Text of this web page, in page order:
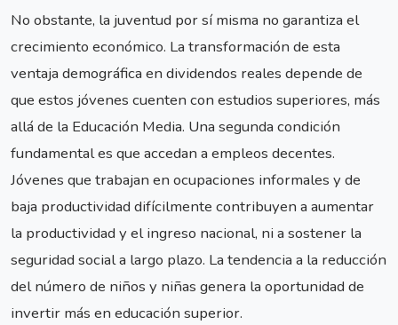
No obstante, la juventud por sí misma no garantiza el
crecimiento económico. La transformación de esta
ventaja demográfica en dividendos reales depende de
que estos jóvenes cuenten con estudios superiores, más
allá de la Educación Media. Una segunda condición
fundamental es que accedan a empleos decentes.
Jóvenes que trabajan en ocupaciones informales y de
baja productividad difícilmente contribuyen a aumentar
la productividad y el ingreso nacional, ni a sostener la
seguridad social a largo plazo. La tendencia a la reducción
del número de niños y niñas genera la oportunidad de
invertir más en educación superior.